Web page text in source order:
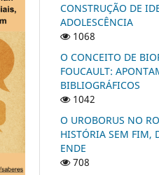
CONSTRUÇÃO DE
ADOLESCÊNCIA
1068
O CONCEITO DE
FOUCAULT:
BIBLIOGRÁFICOS
1042
O UROBORUS NO
HISTÓRIA SEM FIM,
ENDE
708